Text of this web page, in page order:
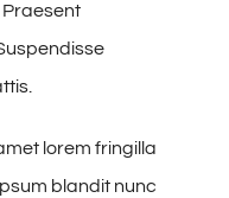
Praesent
lorem fringilla
blandit nunc